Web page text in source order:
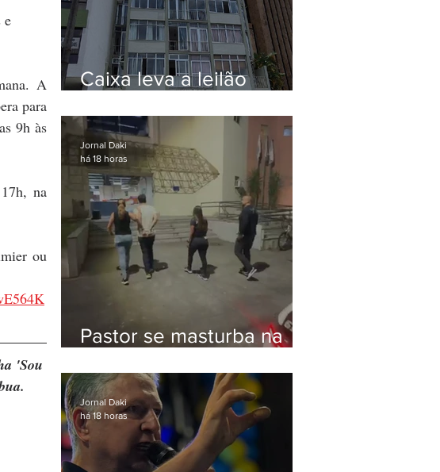
e
A
para
9h às
na
ou
'Sou
Caixa leva a leilão
Bolsonaro em Botafogo
Pastor se masturba na
preso na Zona Oeste
Jornal Daki
há 18 horas
Jornal Daki
há 18 horas